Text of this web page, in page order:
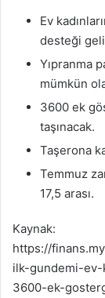
Ev
desteği
Yıpranma
mümkün
3600 ek
taşınacak.
Taşerona
Temmuz
17,5 arası.
Kaynak:
https://
ilk-gundemi-
3600-ek-